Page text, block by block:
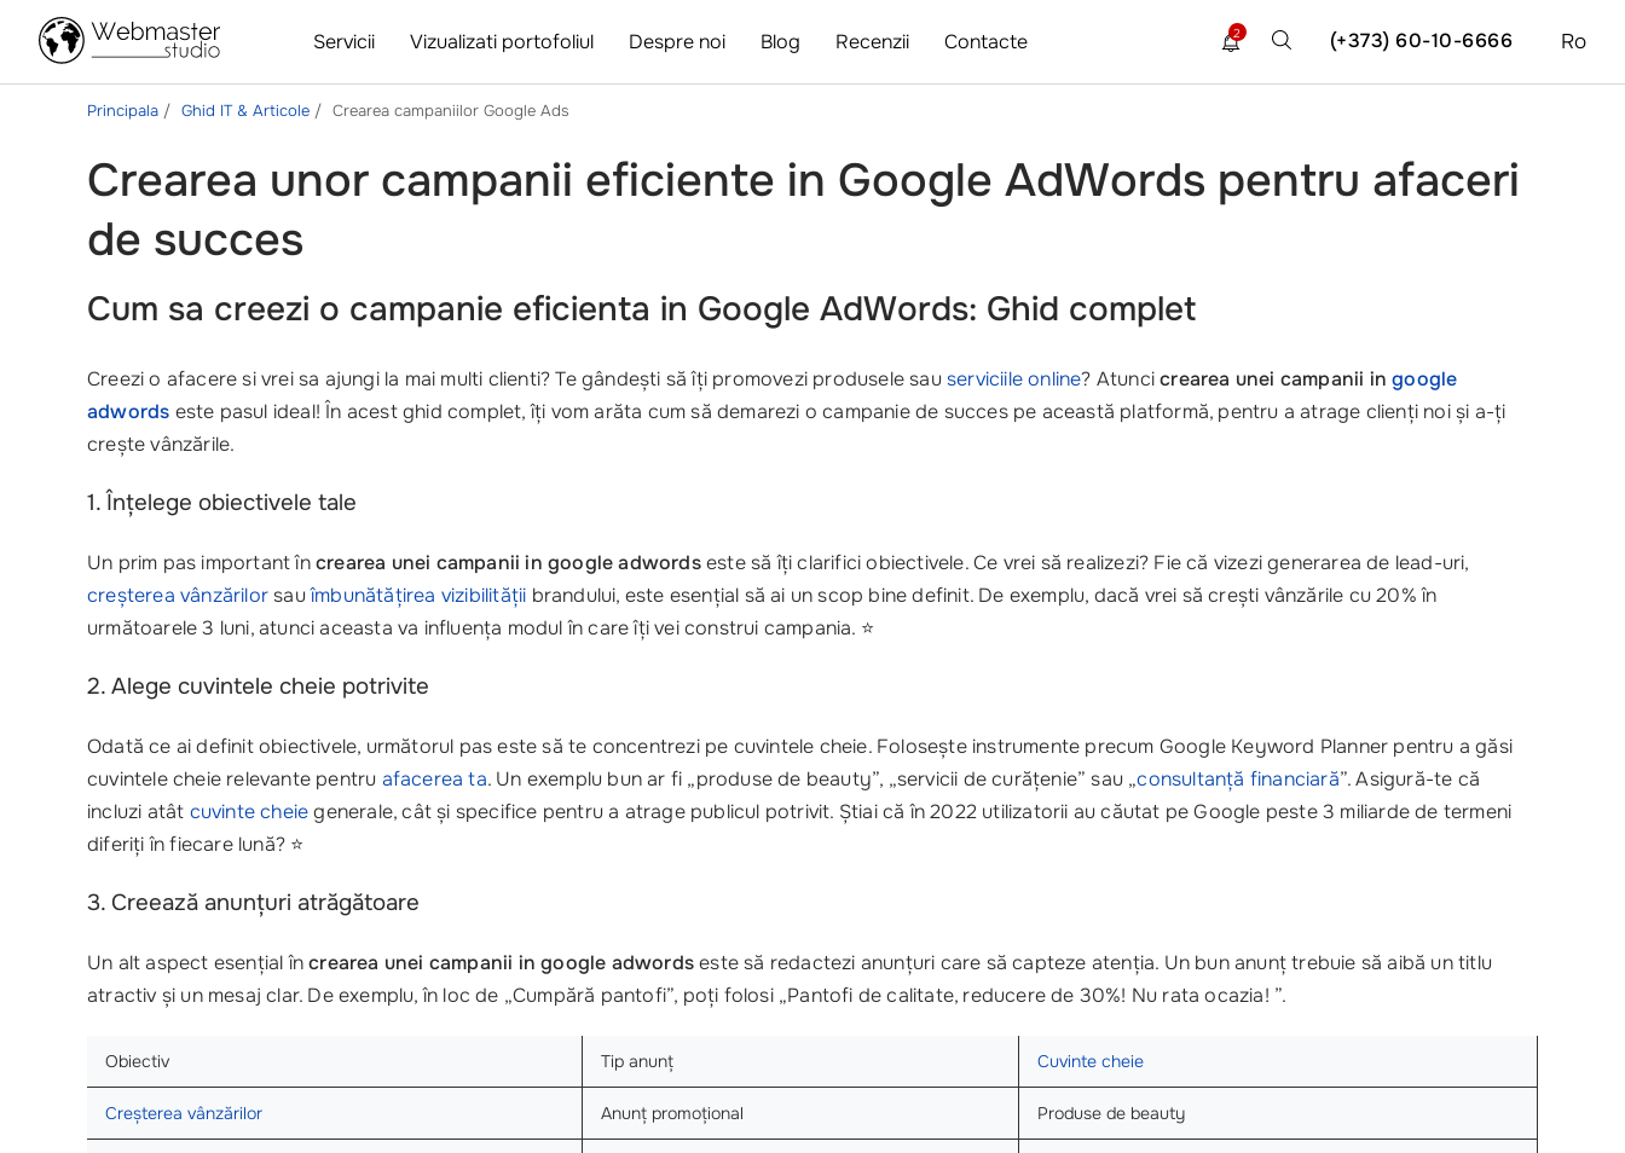
Servicii Vizualizati portofoliul Despre noi Blog Recenzii Contacte Ro
(+373) 60-10-6666
2
Principala Ghid IT & Articole Crearea campaniilor Google Ads
Crearea unor campanii eficiente in Google AdWords pentru afaceri
de succes
Cum sa creezi o campanie eficienta in Google AdWords: Ghid complet
Creezi o afacere si vrei sa ajungi la mai multi clienti? Te gândești să îți promovezi produsele sauserviciile online? Atuncicrearea unei campanii ingoogle
adwords este pasul ideal! În acest ghid complet, îți vom arăta cum să demarezi o campanie de succes pe această platformă, pentru a atrage clienți noi și a-ți
crește vânzările.
1. Înțelege obiectivele tale
Un prim pas important încrearea unei campanii in google adwordseste să îți clarifici obiectivele. Ce vrei să realizezi? Fie că vizezi generarea de lead-uri,
creșterea vânzărilorsauîmbunătățirea vizibilității brandului, este esențial să ai un scop bine definit. De exemplu, dacă vrei să crești vânzările cu 20% în
următoarele 3 luni, atunci aceasta va influența modul în care îți vei construi campania. ⭐
2. Alege cuvintele cheie potrivite
Odată ce ai definit obiectivele, următorul pas este să te concentrezi pe cuvintele cheie. Folosește instrumente precum Google Keyword Planner pentru a găsi
cuvintele cheie relevante pentru afacerea ta. Un exemplu bun ar fi „produse de beauty”, „servicii de curățenie” sau „consultanță financiară”. Asigură-te că
incluzi atât cuvinte cheiegenerale, cât și specifice pentru a atrage publicul potrivit. Știai că în 2022 utilizatorii au căutat pe Google peste 3 miliarde de termeni
diferiți în fiecare lună? ⭐
3. Creează anunțuri atrăgătoare
Un alt aspect esențial încrearea unei campanii in google adwordseste să redactezi anunțuri care să capteze atenția. Un bun anunț trebuie să aibă un titlu
atractiv și un mesaj clar. De exemplu, în loc de „Cumpără pantofi”, poți folosi „Pantofi de calitate, reducere de 30%! Nu rata ocazia! ”.
Obiectiv Tip anunț Cuvinte cheie
Creșterea vânzărilor Anunț promoțional Produse de beauty